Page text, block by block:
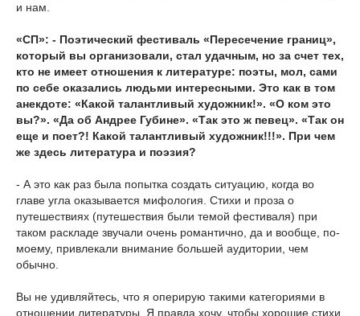
и нам.
«СП»: - Поэтический фестиваль «Пересечение границ»,
который вы организовали, стал удачным, но за счет тех,
кто не имеет отношения к литературе: поэты, мол, сами
по себе оказались людьми интересными. Это как в том
анекдоте: «Какой талантливый художник!». «О ком это
вы?». «Да об Андрее Губине». «Так это ж певец». «Так он
еще и поет?! Какой талантливый художник!!!». При чем
же здесь литература и поэзия?
- А это как раз была попытка создать ситуацию, когда во
главе угла оказывается мифология. Стихи и проза о
путешествиях (путешествия были темой фестиваля) при
таком раскладе звучали очень романтично, да и вообще, по-
моему, привлекали внимание большей аудитории, чем
обычно.
Вы не удивляйтесь, что я оперирую такими категориями в
отношении литературы. Я правда хочу, чтобы хорошие стихи